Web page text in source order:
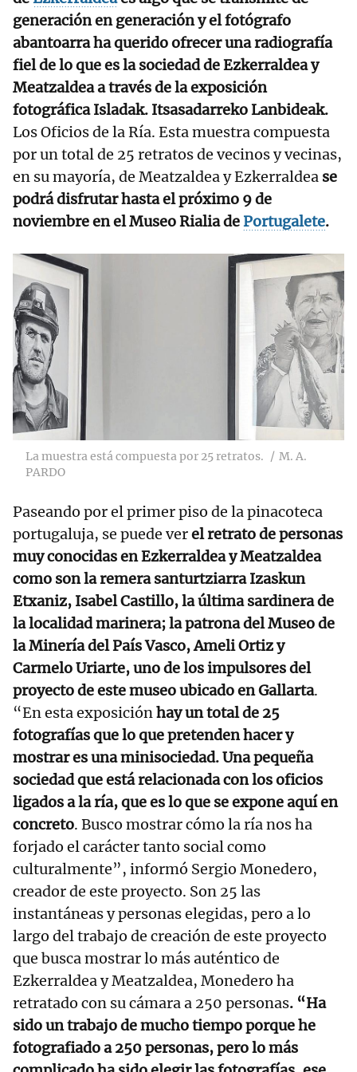
generación en generación y el fotógrafo
abantoarra ha querido ofrecer una radiografía
fiel de lo que es la sociedad de Ezkerraldea y
Meatzaldea a través de la exposición
fotográfica Isladak. Itsasadarreko Lanbideak.
Los Oficios de la Ría. Esta muestra compuesta
por un total de 25 retratos de vecinos y vecinas,
en su mayoría, de Meatzaldea y Ezkerraldea se
podrá disfrutar hasta el próximo 9 de
noviembre en el Museo Rialia dePortugalete.
RELACIONADAS
Erandio ratifica la
incorporación de
dos agentes a la
Policía Local
La muestra está compuesta por 25 retratos.
M. A.
PARDO
Paseando por el primer piso de la pinacoteca
portugaluja, se puede verel retrato de personas
muy conocidas en Ezkerraldea y Meatzaldea
como son la remera santurtziarra Izaskun
Etxaniz, Isabel Castillo, la última sardinera de
la localidad marinera; la patrona del Museo de
la Minería del País Vasco, Ameli Ortiz y
Carmelo Uriarte, uno de los impulsores del
proyecto de este museo ubicado en Gallarta.
“En esta exposiciónhay un total de 25
fotografías que lo que pretenden hacer y
mostrar es una minisociedad. Una pequeña
sociedad que está relacionada con los oficios
ligados a la ría, que es lo que se expone aquí en
concreto. Busco mostrar cómo la ría nos ha
forjado el carácter tanto social como
culturalmente”, informó Sergio Monedero,
creador de este proyecto. Son 25 las
instantáneas y personas elegidas, pero a lo
largo del trabajo de creación de este proyecto
que busca mostrar lo más auténtico de
Ezkerraldea y Meatzaldea, Monedero ha
retratado con su cámara a 250 personas. “Ha
sido un trabajo de mucho tiempo porque he
fotografiado a 250 personas, pero lo más